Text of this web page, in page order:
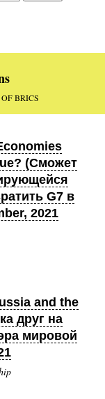
BRICS
(Сможет
G7 в
2021
and the
друг на
мировой